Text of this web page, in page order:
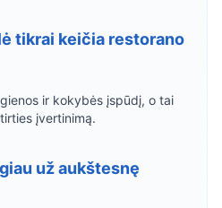
tikrai keičia restorano
ir kokybės įspūdį, o tai
įvertinimą.
už aukštesnę